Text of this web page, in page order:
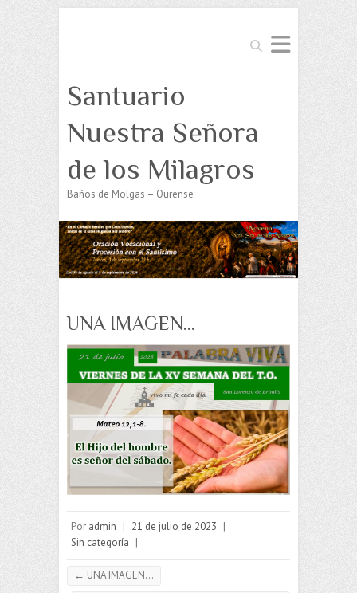
Buscar
Santuario
Nuestra Señora
de los Milagros
Baños de Molgas – Ourense
UNA IMAGEN…
Por admin 21 de julio de 2023
Sin categoría
← UNA IMAGEN…